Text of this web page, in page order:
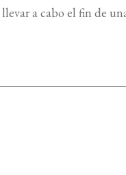
a cabo el fin de